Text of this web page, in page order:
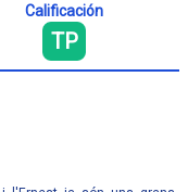
Calificación
TP